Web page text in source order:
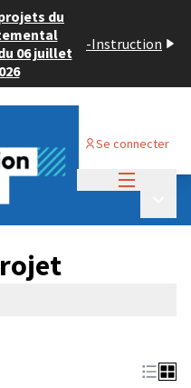
du
06 juillet
-Instruction
Se connecter